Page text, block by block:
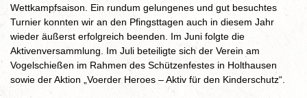
Wettkampfsaison. Ein rundum gelungenes und gut besuchtes
Turnier konnten wir an den Pfingsttagen auch in diesem Jahr
wieder äußerst erfolgreich beenden. Im Juni folgte die
Aktivenversammlung. Im Juli beteiligte sich der Verein am
Vogelschießen im Rahmen des Schützenfestes in Holthausen
sowie der Aktion „Voerder Heroes – Aktiv für den Kinderschutz“.